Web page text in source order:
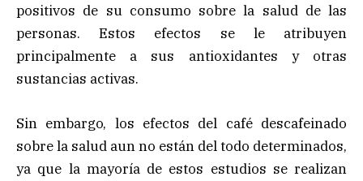
positivos de su consumo sobre la salud de las
personas. Estos efectos se le atribuyen
principalmente a sus antioxidantes y otras
sustancias activas.
Sin embargo, los efectos del café descafeinado
sobre la salud aun no están del todo determinados,
ya que la mayoría de estos estudios se realizan